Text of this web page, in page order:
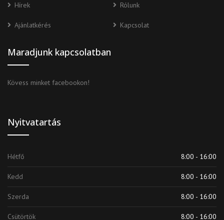
Hírek Rólunk
Ajánlatkérés Kapcsolat
Maradjunk kapcsolatban
Kövess minket facebookon!
Nyitvatartás
Hétfő 8:00 - 16:00
Kedd 8:00 - 16:00
Szerda 8:00 - 16:00
Csütörtök 8:00 - 16:00